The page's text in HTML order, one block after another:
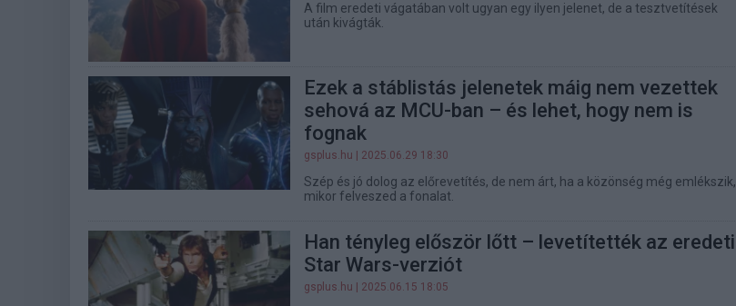
A film eredeti vágatában volt ugyan egy ilyen jelenet, de a tesztvetítések
után kivágták.
Ezek a stáblistás jelenetek máig nem vezettek
sehová az MCU-ban – és lehet, hogy nem is
fognak
gsplus.hu | 2025.06.29 18:30
Szép és jó dolog az előrevetítés, de nem árt, ha a közönség még emlékszik,
mikor felveszed a fonalat.
Han tényleg először lőtt – levetítették az eredeti
Star Wars-verziót
gsplus.hu | 2025.06.15 18:05